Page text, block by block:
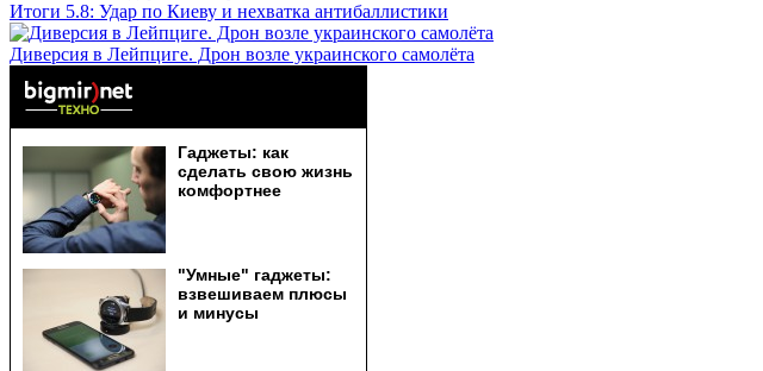
Итоги 5.8: Удар по Киеву и нехватка антибаллистики
Диверсия в Лейпциге. Дрон возле украинского самолёта